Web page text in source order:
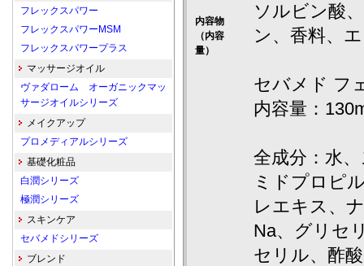
内容物
（内容
量）
ソルビン酸
ン、香料、
セバメド フ
内容量：
全成分：水
ミドプロピ
レエキス、
Na、グリセ
セリル、酢
フレックスパワー
フレックスパワーMSM
フレックスパワープラス
マッサージオイル
ヴァダローム オーガニックマッ
サージオイルシリーズ
メイクアップ
プロメディアルシリーズ
基礎化粧品
白潤シリーズ
極潤シリーズ
スキンケア
セバメドシリーズ
ブレンド